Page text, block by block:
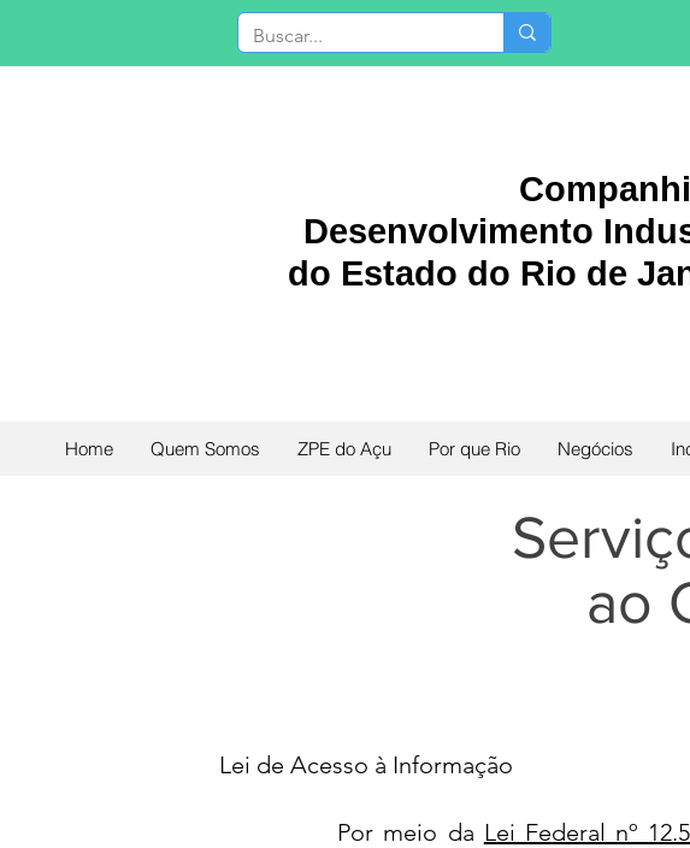
Desenvolvimento
do Estado do Rio de
Home Quem Somos ZPE do Açu Por que Rio Negócios
ao
Lei de Acesso à Informação
Por meio da Lei Federal nº